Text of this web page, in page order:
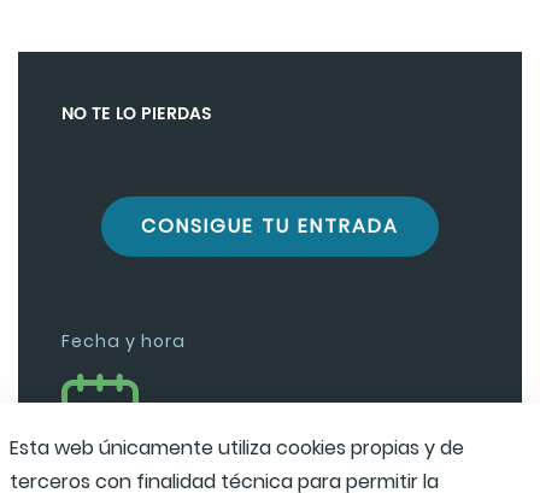
NO TE LO PIERDAS
CONSIGUE TU ENTRADA
Fecha y hora
5 de septiembre
18:00 horas
Esta web únicamente utiliza cookies propias y de
terceros con finalidad técnica para permitir la